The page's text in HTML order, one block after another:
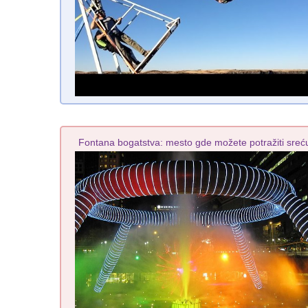
Fontana bogatstva: mesto gde možete potražiti